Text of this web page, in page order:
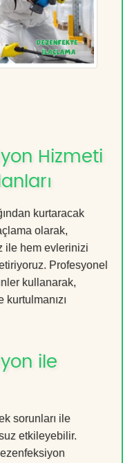
Hizmeti
kurtaracak
olarak,
ile hem evlerinizi
Profesyonel
kullanarak,
kurtulmanızı
ile
sorunları ile
etkileyebilir.